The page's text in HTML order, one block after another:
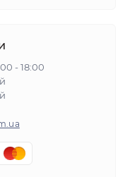
- 18:00